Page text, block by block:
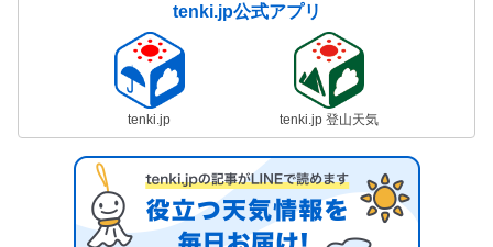
tenki.jp公式アプリ
tenki.jp tenki.jp 登山天気